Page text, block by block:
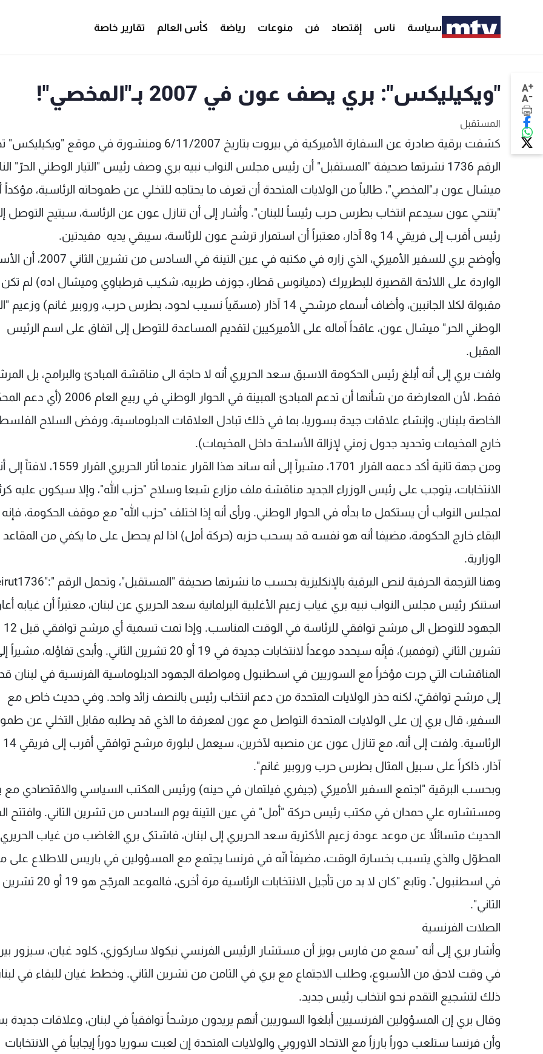
سياسة ناس إقتصاد فن منوعات رياضة كأس العالم تقارير خاصة
A+
A- "ويكيليكس": بري يصف عون في 2007 بـ"المخصي"!
المستقبل
كشفت برقية صادرة عن السفارة الأميركية في بيروت بتاريخ 6/11/2007 ومنشورة في موقع
الرقم 1736 نشرتها صحيفة "المستقبل" أن رئيس مجلس النواب نبيه بري وصف رئيس "التيار الوطني الحرّ"
ميشال عون بـ"المخصي"، طالباً من الولايات المتحدة أن تعرف ما يحتاجه للتخلي عن طموحاته الرئاسية، مؤكداً
"بتنحي عون سيدعم انتخاب بطرس حرب رئيساً للبنان". وأشار إلى أن تنازل عون عن الرئاسة، سيتيح التوصل
رئيس أقرب إلى فريقي 14 و8 آذار، معتبراً أن استمرار ترشح عون للرئاسة، سيبقي يديه مقيدتين.
وأوضح بري للسفير الأميركي، الذي زاره في مكتبه في عين التينة في
الواردة على اللائحة القصيرة للبطريرك (دميانوس قطار، جوزف طربيه، شكيب قرطباوي وميشال اده) لم تكن
مقبولة لكلا الجانبين، وأضاف أسماء مرشحي 14 آذار (مسمّياً نسيب لحود، بطرس حرب، وروبير غانم) وزعيم
الوطني الحر" ميشال عون، عاقداً آماله على الأميركيين لتقديم المساعدة للتوصل إلى اتفاق على اسم الرئيس
المقبل.
ولفت بري إلى أنه أبلغ رئيس الحكومة الاسبق سعد الحريري أنه لا حاجة الى مناقشة المبادئ والبرامج، بل
فقط، لأن المعارضة من شأنها أن تدعم المبادئ المبينة في الحوار الوطني في ربيع
الخاصة بلبنان، وإنشاء علاقات جيدة بسوريا، بما في ذلك تبادل العلاقات الدبلوماسية، ورفض السلاح
خارج المخيمات وتحديد جدول زمني لإزالة الأسلحة داخل المخيمات).
ومن جهة ثانية أكد دعمه القرار 1701، مشيراً إلى أنه ساند هذا القرار عندما
الانتخابات، يتوجب على رئيس الوزراء الجديد مناقشة ملف مزارع شبعا وسلاح "حزب الله"، وإلا سيكون عليه
لمجلس النواب أن يستكمل ما بدأه في الحوار الوطني. ورأى أنه إذا اختلف "حزب الله" مع موقف الحكومة، فإنه
البقاء خارج الحكومة، مضيفا أنه هو نفسه قد يسحب حزبه (حركة أمل) اذا لم يحصل على ما يكفي من المقاعد
الوزارية.
وهنا الترجمة الحرفية لنص البرقية بالإنكليزية بحسب ما نشرتها صحيفة "المستقبل"، وتحمل الرقم ":"70Beirut1736
استنكر رئيس مجلس النواب نبيه بري غياب زعيم الأغلبية البرلمانية سعد الحريري عن لبنان، معتبراً أن غيابه
الجهود للتوصل الى مرشح توافقي للرئاسة في الوقت المناسب. وإذا تمت تسمية أي مرشح توافقي قبل 12
تشرين الثاني (نوفمبر)، فإنّه سيحدد موعداً لانتخابات جديدة في 19 أو 20 تشرين الثاني. وأبدى
المناقشات التي جرت مؤخراً مع السوريين في اسطنبول ومواصلة الجهود الدبلوماسية الفرنسية في لبنان
إلى مرشح توافقيّ، لكنه حذر الولايات المتحدة من دعم انتخاب رئيس بالنصف زائد واحد. وفي حديث خاص مع
السفير، قال بري إن على الولايات المتحدة التواصل مع عون لمعرفة ما الذي قد يطلبه مقابل التخلي عن
آذار، ذاكراً على سبيل المثال بطرس حرب وروبير غانم".
وبحسب البرقية "اجتمع السفير الأميركي (جيفري فيلتمان في حينه) ورئيس المكتب السياسي والاقتصادي مع
ومستشاره علي حمدان في مكتب رئيس حركة "أمل" في عين التينة يوم السادس من تشرين الثاني. وافتتح
الحديث متسائلاً عن موعد عودة زعيم الأكثرية سعد الحريري إلى لبنان، فاشتكى بري الغاضب من غياب الحريري
المطوّل والذي يتسبب بخسارة الوقت، مضيفاً انّه في فرنسا يجتمع مع المسؤولين في باريس للاطلاع على
في اسطنبول". وتابع "كان لا بد من تأجيل الانتخابات الرئاسية مرة أخرى، فالموعد المرجّح هو 19 أو 20 تشرين
الثاني".
الصلات الفرنسية
وأشار بري إلى أنه "سمع من فارس بويز أن مستشار الرئيس الفرنسي نيكولا ساركوزي، كلود غيان، سيزور
في وقت لاحق من الأسبوع، وطلب الاجتماع مع بري في الثامن من تشرين الثاني. وخطط غيان للبقاء في
ذلك لتشجيع التقدم نحو انتخاب رئيس جديد.
وقال بري إن المسؤولين الفرنسيين أبلغوا السوريين أنهم يريدون مرشحاً توافقياً في لبنان، وعلاقات جديدة
وأن فرنسا ستلعب دوراً بارزاً مع الاتحاد الاوروبي والولايات المتحدة إن لعبت سوريا دوراً إيجابياً في الانتخابات